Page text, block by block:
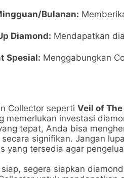
Bulanan:
Diamond: Mendapatkan
Spesial: Menggabungkan
Collector seperti Veil of
memerlukan investasi
tepat, Anda bisa
signifikan. Jangan
yang tersedia agar
segera siapkan